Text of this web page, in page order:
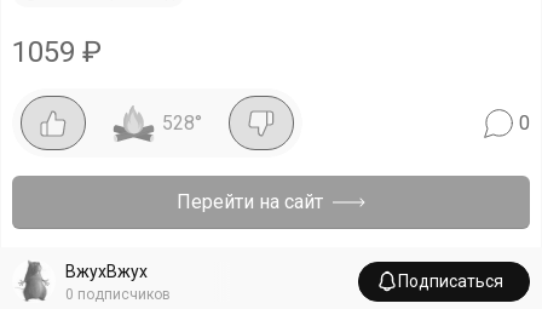
1059 ₽
528° 0
Перейти на сайт
ВжухВжух
0 подписчиков
Подписаться